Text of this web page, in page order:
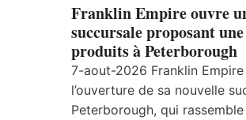
Franklin Empire ouvre
succursale proposant
produits à Peterborough
7-aout-2026 Franklin Empire
l’ouverture de sa nouvelle
Peterborough, qui